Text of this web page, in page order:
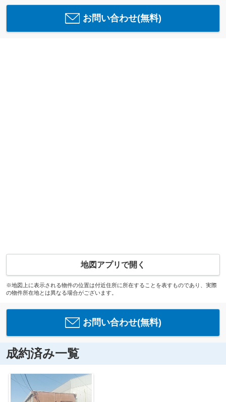
お問い合わせ(無料)
地図アプリで開く
※地図上に表示される物件の位置は付近住所に所在することを表すものであり、実際
の物件所在地とは異なる場合がございます。
お問い合わせ(無料)
成約済み一覧